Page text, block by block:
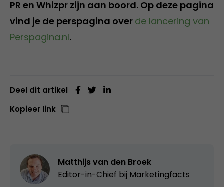
PR en Whizpr zijn aan boord. Op deze pagina
vind je de perspagina over de lancering van
Perspagina.nl.
Deel dit artikel
Kopieer link
Matthijs van den Broek
Editor-in-Chief bij Marketingfacts